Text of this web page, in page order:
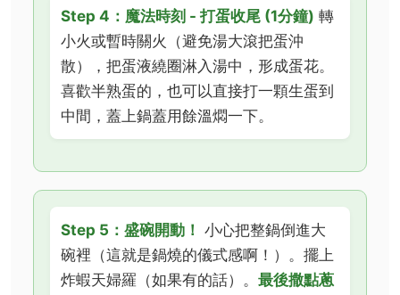
Step 4：魔法時刻 - 打蛋收尾 (1分鐘) 轉
小火或暫時關火（避免湯大滾把蛋沖
散），把蛋液繞圈淋入湯中，形成蛋花。
喜歡半熟蛋的，也可以直接打一顆生蛋到
中間，蓋上鍋蓋用餘溫燜一下。
Step 5：盛碗開動！ 小心把整鍋倒進大
碗裡（這就是鍋燒的儀式感啊！）。擺上
炸蝦天婦羅（如果有的話）。 最後撒點蔥